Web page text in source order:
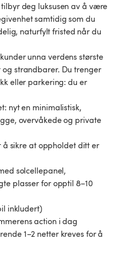
deg luksusen av å være
samtidig som du
naturfylt fristed når du
unna verdens største
strandbarer. Du trenger
eller parkering: du er
nyt en minimalistisk,
overvåkede og private
å sikre at oppholdet ditt er
solcellepanel,
plasser for opptil 8–10
inkludert)
action i dag
1–2 netter kreves for å